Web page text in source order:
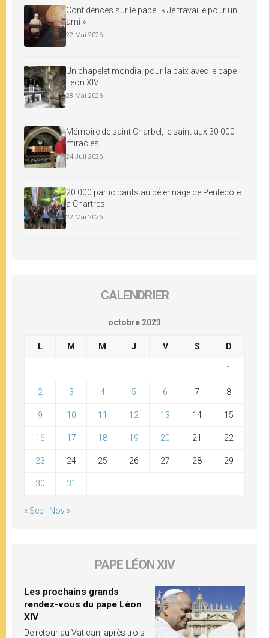
Confidences sur le pape : « Je travaille pour un
ami »
22 Mai 2026
Un chapelet mondial pour la paix avec le pape
Léon XIV
28 Mai 2026
Mémoire de saint Charbel, le saint aux 30 000
miracles
24 Juil 2026
20 000 participants au pèlerinage de Pentecôte
à Chartres
22 Mai 2026
CALENDRIER
octobre 2023
L M M J V S D
1
2 3 4 5 6 7 8
9 10 11 12 13 14 15
16 17 18 19 20 21 22
23 24 25 26 27 28 29
30 31
« Sep Nov »
PAPE LÉON XIV
Les prochains grands
rendez-vous du pape Léon
XIV
De retour au Vatican, après trois